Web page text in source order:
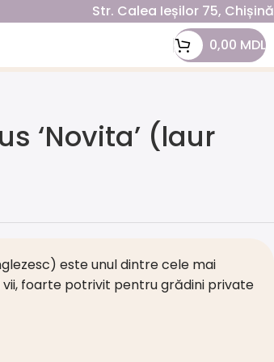
Str. Calea Ieșilor 75,
0,00 MDL
‘Novita’ (laur
este unul dintre cele mai
foarte potrivit pentru grădini private